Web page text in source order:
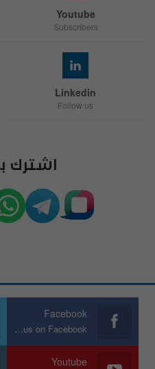
Youtube
Subscribers
Linkedin
Follow us
اشترك
Facebook
Join us on Facebook
Youtube